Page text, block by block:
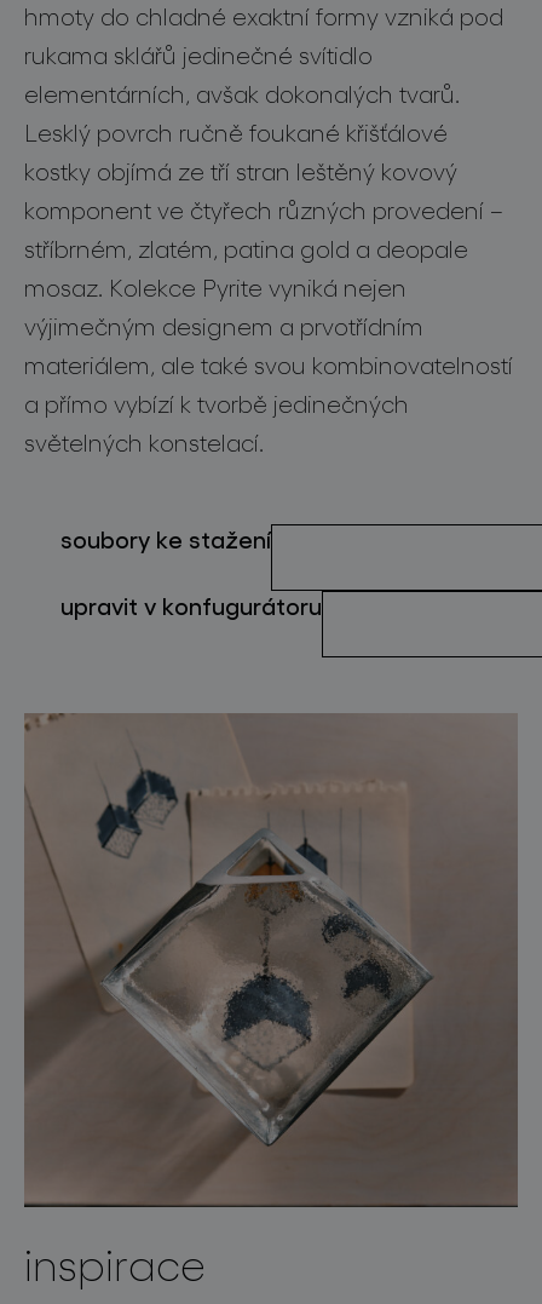
o značce
pro profesionály
store locator
sledujte nás
hmoty do chladné exaktní formy vzniká pod
rukama sklářů jedinečné svítidlo
elementárních, avšak dokonalých tvarů.
Lesklý povrch ručně foukané křišťálové
kostky objímá ze tří stran leštěný kovový
komponent ve čtyřech různých provedení –
stříbrném, zlatém, patina gold a deopale
mosaz. Kolekce Pyrite vyniká nejen
výjimečným designem a prvotřídním
materiálem, ale také svou kombinovatelností
a přímo vybízí k tvorbě jedinečných
světelných konstelací.
soubory ke stažení
upravit v konfugurátoru
inspirace